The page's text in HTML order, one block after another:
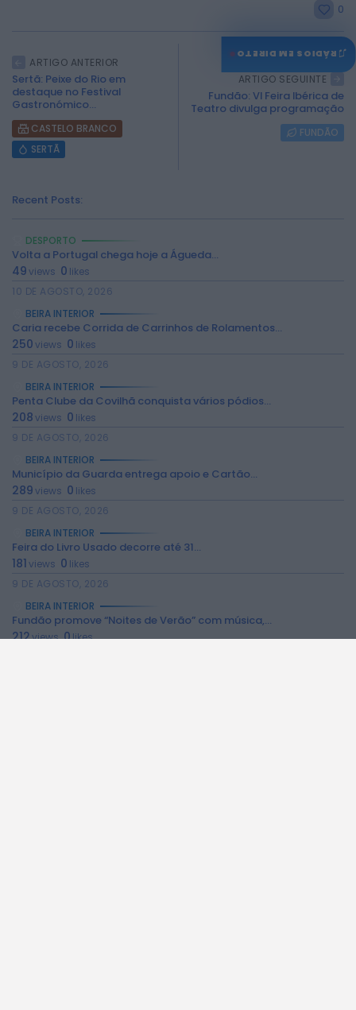
2026 Rádio Caria. Todos os direitos
reservados.
0
ARTIGO ANTERIOR
Sertã: Peixe do Rio em
destaque no Festival
Gastronómico...
CASTELO BRANCO
SERTÃ
ARTIGO SEGUINTE
Fundão: VI Feira Ibérica de
Teatro divulga programação
FUNDÃO
Recent Posts:
DESPORTO
Volta a Portugal chega hoje a Águeda...
49views 0 likes
10 DE AGOSTO, 2026
BEIRA INTERIOR
Caria recebe Corrida de Carrinhos de Rolamentos...
250views 0 likes
9 DE AGOSTO, 2026
BEIRA INTERIOR
Penta Clube da Covilhã conquista vários pódios...
208views 0 likes
9 DE AGOSTO, 2026
BEIRA INTERIOR
Município da Guarda entrega apoio e Cartão...
289views 0 likes
9 DE AGOSTO, 2026
BEIRA INTERIOR
Feira do Livro Usado decorre até 31...
181views 0 likes
9 DE AGOSTO, 2026
BEIRA INTERIOR
Fundão promove “Noites de Verão” com música,...
212views 0likes
♫
RÁDIOS EM DIRETO